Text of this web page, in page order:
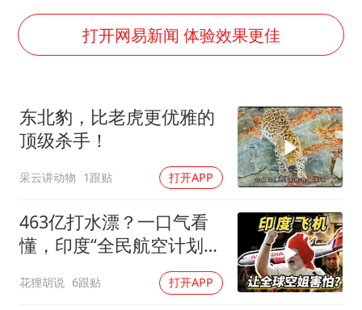
24小时不关空调 电费会更低吗
奋进开新局 实干挑大梁
打开网易新闻 体验效果更佳
东北豹，比老虎更优雅的
顶级杀手！
采云讲动物 1跟贴 打开APP
463亿打水漂？一口气看
懂，印度“全民航空计划”
花狸胡说 6跟贴 打开APP